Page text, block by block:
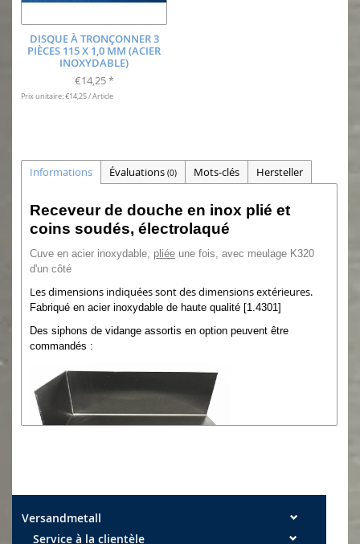
DISQUE À TRONÇONNER 3
PIÈCES 115 X 1,0 MM (ACIER
INOXYDABLE)
€14,25 *
Prix unitaire: €14,25 / Article
Informations Évaluations (0) Mots-clés Hersteller
Receveur de douche en inox plié et
coins soudés, électrolaqué
Cuve en acier inoxydable, pliée une fois, avec meulage K320
d'un côté
Les dimensions indiquées sont des dimensions extérieures.
Fabriqué en acier inoxydable de haute qualité [1.4301]
Des siphons de vidange assortis en option peuvent être
commandés :
Versandmetall
Service à la clientèle